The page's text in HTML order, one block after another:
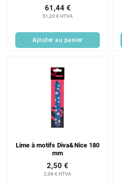
51,20 € HTVA
61,44 €
Ajouter au panier
Lime à motifs Diva&Nice 180
mm
2,08 € HTVA
2,50 €